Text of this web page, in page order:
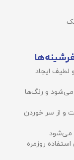
لطیف ایجاد
می‌شود و رنگ‌ها
و از سر خوردن
می‌شود
روزمره